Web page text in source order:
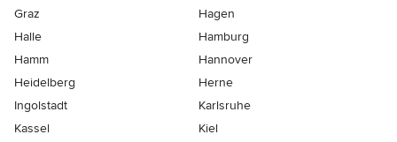
Graz
Hagen
Halle
Hamburg
Hamm
Hannover
Heidelberg
Herne
Ingolstadt
Karlsruhe
Kassel
Kiel